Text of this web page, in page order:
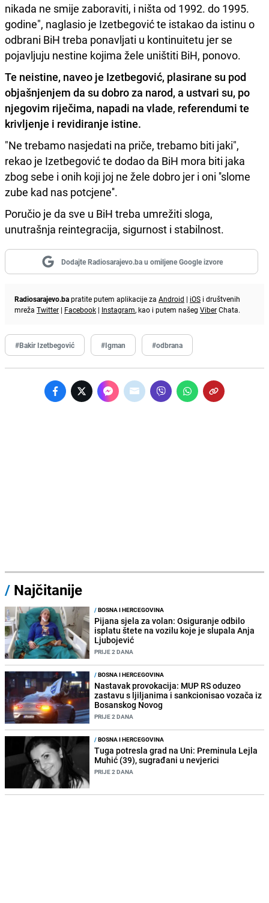
nikada ne smije zaboraviti, i ništa od 1992. do 1995.
godine", naglasio je Izetbegović te istakao da istinu o
odbrani BiH treba ponavljati u kontinuitetu jer se
pojavljuju nestine kojima žele uništiti BiH, ponovo.
Te neistine, naveo je Izetbegović, plasirane su pod
objašnjenjem da su dobro za narod, a ustvari su, po
njegovim riječima, napadi na vlade, referendumi te
krivljenje i revidiranje istine.
"Ne trebamo nasjedati na priče, trebamo biti jaki",
rekao je Izetbegović te dodao da BiH mora biti jaka
zbog sebe i onih koji joj ne žele dobro jer i oni ''slome
zube kad nas potcjene''.
Poručio je da sve u BiH treba umrežiti sloga,
unutrašnja reintegracija, sigurnost i stabilnost.
Dodajte Radiosarajevo.ba u omiljene Google izvore
Radiosarajevo.bapratite putem aplikacije za Android | iOS i društvenih
mreža Twitter | Facebook | Instagram, kao i putem našeg ViberChata.
#Bakir Izetbegović #Igman #odbrana
/ Najčitanije
/BOSNA I HERCEGOVINA
Pijana sjela za volan: Osiguranje odbilo
isplatu štete na vozilu koje je slupala Anja
Ljubojević
PRIJE 2 DANA
/BOSNA I HERCEGOVINA
Nastavak provokacija: MUP RS oduzeo
zastavu s ljiljanima i sankcionisao vozača iz
Bosanskog Novog
PRIJE 2 DANA
/BOSNA I HERCEGOVINA
Tuga potresla grad na Uni: Preminula Lejla
Muhić (39), sugrađani u nevjerici
PRIJE 2 DANA